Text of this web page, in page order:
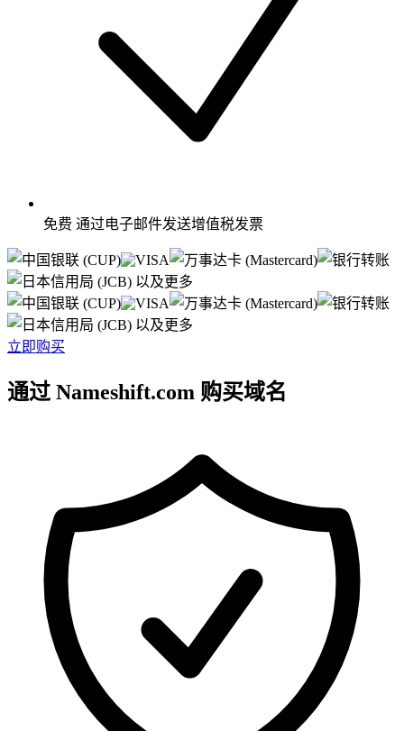
免费 通过电子邮件发送增值税发票
以及更多
以及更多
立即购买
通过 Nameshift.com 购买域名